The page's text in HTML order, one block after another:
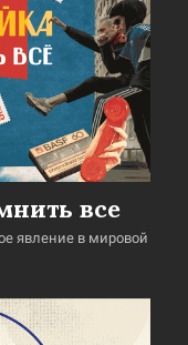
все
явление в мировой